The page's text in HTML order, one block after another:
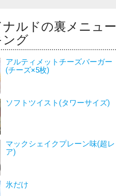
ルドの裏メニュー
ング
アルティメットチーズバーガー
(チーズ×5枚)
ソフトツイスト(タワーサイズ)
マックシェイクプレーン味(超レ
ア)
氷だけ